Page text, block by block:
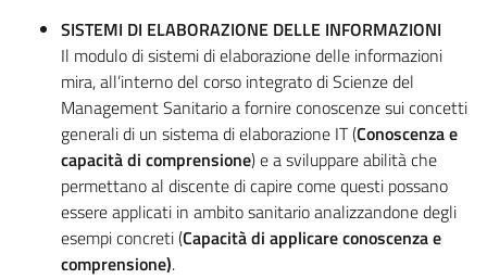
SISTEMI DI ELABORAZIONE DELLE INFORMAZIONI
Il modulo di sistemi di elaborazione delle informazioni
mira, all’interno del corso integrato di Scienze del
Management Sanitario a fornire conoscenze sui concetti
generali di un sistema di elaborazione IT (Conoscenza e
capacità di comprensione) e a sviluppare abilità che
permettano al discente di capire come questi possano
essere applicati in ambito sanitario analizzandone degli
esempi concreti (Capacità di applicare conoscenza e
comprensione).